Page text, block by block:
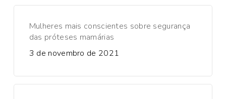
Mulheres mais conscientes sobre segurança
das próteses mamárias
3 de novembro de 2021